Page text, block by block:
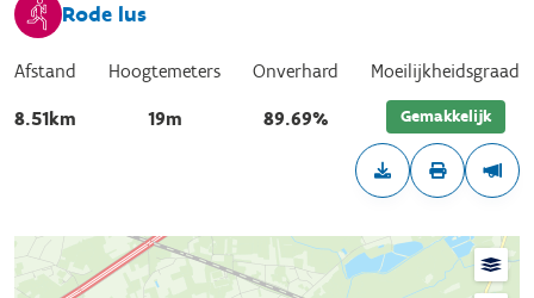
Rode lus
Afstand
8.51km
Hoogtemeters
19m
Onverhard
89.69%
Moeilijkheidsgraad
Gemakkelijk